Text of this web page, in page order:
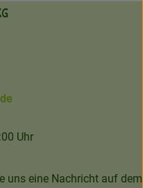
Uhr
uns eine Nachricht auf dem